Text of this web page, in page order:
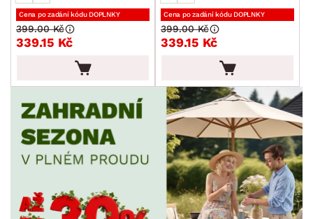
Cena po zadání kódu DOPLNKY
339.15 Kč
399.00 Kč
Cena po zadání kódu DOPLNKY
339.15 Kč
399.00 Kč